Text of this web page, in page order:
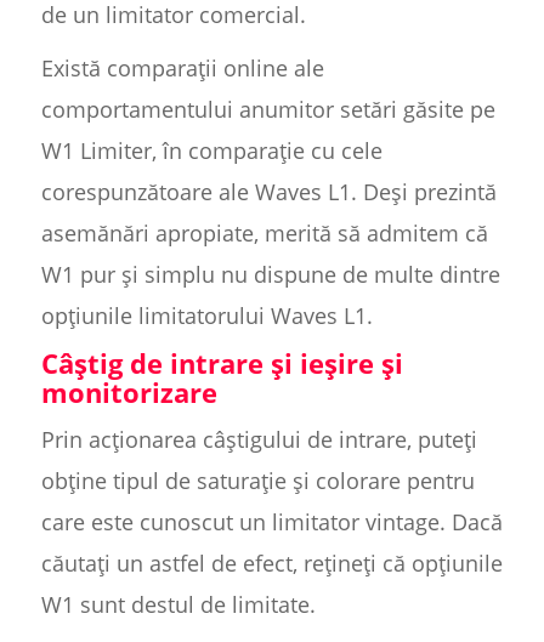
de un limitator comercial.
Există comparații online ale
comportamentului anumitor setări găsite pe
W1 Limiter, în comparație cu cele
corespunzătoare ale Waves L1. Deși prezintă
asemănări apropiate, merită să admitem că
W1 pur și simplu nu dispune de multe dintre
opțiunile limitatorului Waves L1.
Câștig de intrare și ieșire și
monitorizare
Prin acționarea câștigului de intrare, puteți
obține tipul de saturație și colorare pentru
care este cunoscut un limitator vintage. Dacă
căutați un astfel de efect, rețineți că opțiunile
W1 sunt destul de limitate.